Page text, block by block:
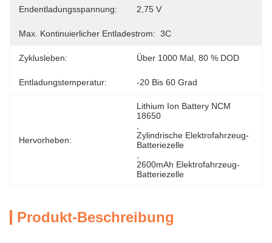
Endentladungsspannung: 2,75 V
Max. Kontinuierlicher Entladestrom: 3C
Zyklusleben: Über 1000 Mal, 80 % DOD
Entladungstemperatur: -20 Bis 60 Grad
Hervorheben:
Lithium Ion Battery NCM
18650
Zylindrische Elektrofahrzeug-
Batteriezelle
2600mAh Elektrofahrzeug-
Batteriezelle
Produkt-Beschreibung